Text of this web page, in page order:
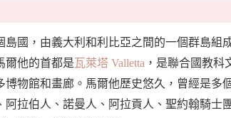
島國，由義大利和利比亞之間的一個群島組
爾他的首都是 瓦萊塔 Valletta ，是聯合國教
博物館和畫廊。馬爾他歷史悠久，曾經是多
拉伯人、諾曼人、阿拉貢人、聖約翰騎士